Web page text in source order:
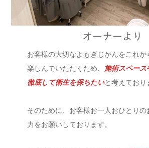
オーナーより
お客様の大切なよもぎじかんをこれか
楽しんでいただくため、
施術スペー
徹底して衛生を保ちたいと考えており
そのために、お客様お一人おひとりの
力をお願いしております。